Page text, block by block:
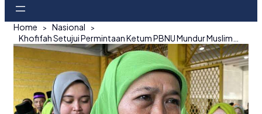
Home
Nasional